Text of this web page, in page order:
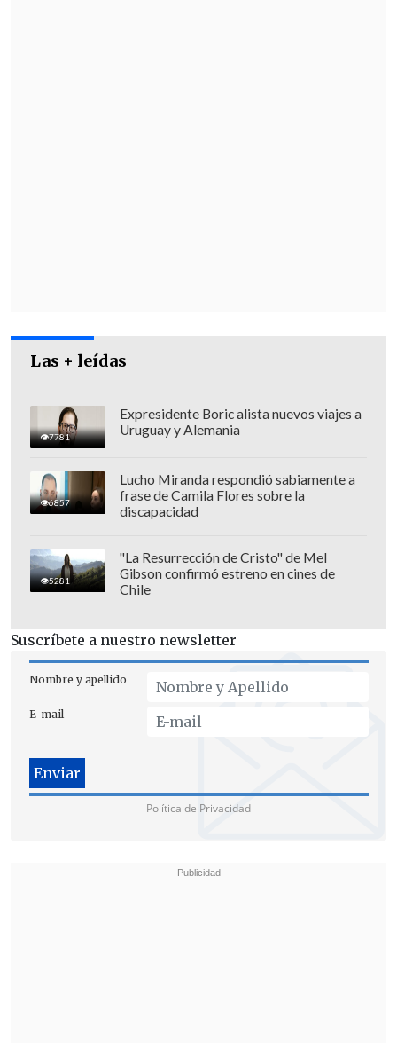
Este lanzamiento marca el regreso
musical de Tomlinson después de tres
álbum"Faith in the Future (2022)".
plataformas a partir del30 de
septiembre de 2025.
Las + leídas
7781
Expresidente Boric alista nuevos viajes a
Uruguay y Alemania
6857
Lucho Miranda respondió sabiamente a
frase de Camila Flores sobre la
discapacidad
5281
"La Resurrección de Cristo" de Mel
Gibson confirmó estreno en cines de
Chile
Suscríbete a nuestro newsletter
Nombre y apellido
E-mail
Política de Privacidad